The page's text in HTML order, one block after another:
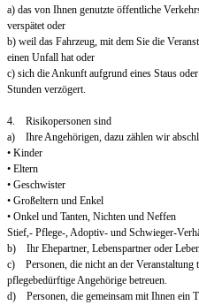
a) das von Ihnen genutzte öffentliche
verspätet oder
b) weil das Fahrzeug, mit dem Sie die
einen Unfall hat oder
c) sich die Ankunft aufgrund eines Staus
Stunden verzögert.
4. Risikopersonen sind
a) Ihre Angehörigen, dazu zählen wir
• Kinder
• Eltern
• Geschwister
• Großeltern und Enkel
• Onkel und Tanten, Nichten und Neffen
Stief,- Pflege-, Adoptiv- und Schwieger-
b) Ihr Ehepartner, Lebenspartner oder
c) Personen, die nicht an der Veranstaltung
pflegebedürftige Angehörige betreuen.
d) Personen, die gemeinsam mit Ihnen ein